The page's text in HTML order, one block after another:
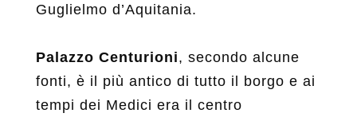
Guglielmo d’Aquitania.
Palazzo Centurioni, secondo alcune
fonti, è il più antico di tutto il borgo e ai
tempi dei Medici era il centro